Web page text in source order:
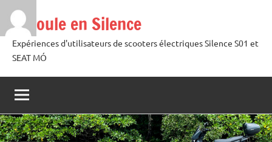
Aller
contenu
Je roule en Silence
Expériences d'utilisateurs de scooters électriques Silence S01 et
SEAT MÓ